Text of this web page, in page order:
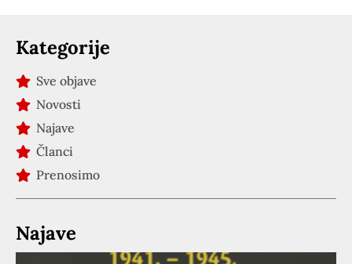
Kategorije
Sve objave
Novosti
Najave
Članci
Prenosimo
Najave